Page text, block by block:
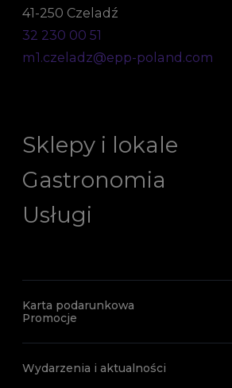
41-250 Czeladź
32 230 00 51
m1.czeladz@epp-poland.com
Sklepy i lokale
Gastronomia
Usługi
Karta podarunkowa
Promocje
Wydarzenia i aktualności